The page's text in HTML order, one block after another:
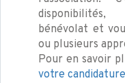
disponibilités,
bénévolat et
ou plusieurs
Pour en savoir
votre candidature